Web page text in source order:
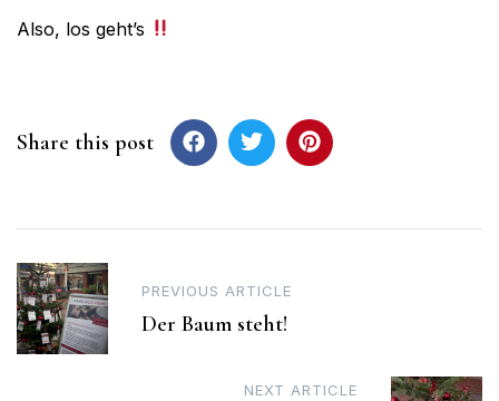
Also, los geht’s
Share this post
Post
navigation
PREVIOUS ARTICLE
Der Baum steht!
NEXT ARTICLE